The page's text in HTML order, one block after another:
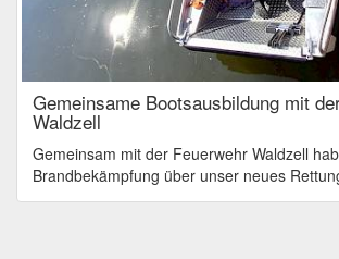
Gemeinsame Bootsausbildung mit
Waldzell
Gemeinsam mit der Feuerwehr Waldzell
Brandbekämpfung über unser neues